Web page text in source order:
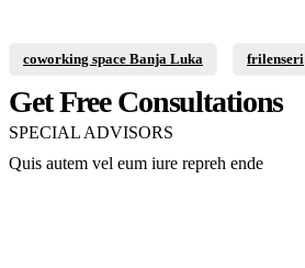
coworking space Banja Luka frilenseri
Get Free Consultations
SPECIAL ADVISORS
Quis autem vel eum iure repreh ende